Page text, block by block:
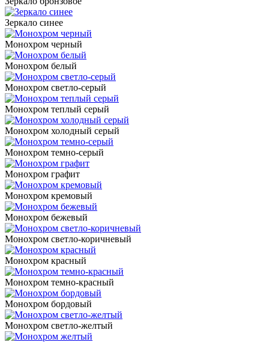
Зеркало синее
Монохром черный
Монохром белый
Монохром светло-серый
Монохром теплый серый
Монохром холодный серый
Монохром темно-серый
Монохром графит
Монохром кремовый
Монохром бежевый
Монохром светло-коричневый
Монохром красный
Монохром темно-красный
Монохром бордовый
Монохром светло-желтый